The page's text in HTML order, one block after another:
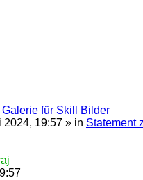
für Skill Bilder
2024, 19:57 » in Statement